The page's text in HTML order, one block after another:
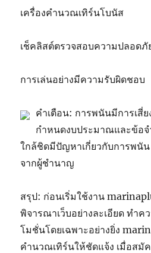
เครื่องคำนวณเทิร์นโบนัส
เช็คลิสต์ตรวจสอบความปลอดภั
การเล่นอย่างมีความรับผิดชอบ
คำเตือน: การพนันมีการเสี่
กำหนดงบประมาณและข้อ
ใกล้ชิดมีปัญหาเกี่ยวกับการพนั
จากผู้ชำนาญ
สรุป: ก่อนเริ่มใช้งาน
พิจารณาเว็บอย่างละเอียด ทำค
โมชั่นโดยเฉพาะอย่างยิ่ง
คำนวณเทิร์นให้ชัดแจ้ง เมื่อสมั